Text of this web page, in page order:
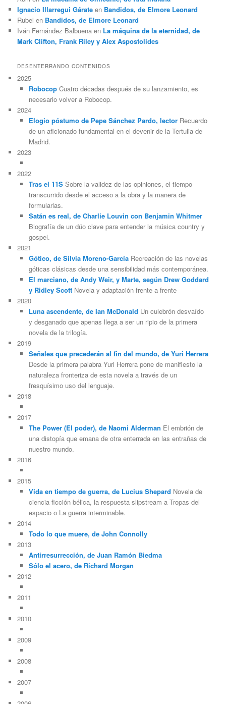
Ignacio Illarregui Gárate en Bandidos, de Elmore Leonard
Rubel en Bandidos, de Elmore Leonard
Iván Fernández Balbuena en La máquina de la eternidad, de
Mark Clifton, Frank Riley y Alex Aspostolides
DESENTERRANDO CONTENIDOS
2025
RobocopCuatro décadas después de su lanzamiento, es
necesario volver a Robocop.
2024
Elogio póstumo de Pepe Sánchez Pardo, lectorRecuerdo
de un aficionado fundamental en el devenir de la Tertulia de
Madrid.
2023
2022
Tras el 11SSobre la validez de las opiniones, el tiempo
transcurrido desde el acceso a la obra y la manera de
formularlas.
Satán es real, de Charlie Louvin con Benjamin Whitmer
Biografía de un dúo clave para entender la música country y
gospel.
2021
Gótico, de Silvia Moreno-GarcíaRecreación de las novelas
góticas clásicas desde una sensibilidad más contemporánea.
El marciano, de Andy Weir, y Marte, según Drew Goddard
y Ridley ScottNovela y adaptación frente a frente
2020
Luna ascendente, de Ian McDonald Un culebrón desvaído
y desganado que apenas llega a ser un ripio de la primera
novela de la trilogía.
2019
Señales que precederán al fin del mundo, de Yuri Herrera
Desde la primera palabra Yuri Herrera pone de manifiesto la
naturaleza fronteriza de esta novela a través de un
fresquísimo uso del lenguaje.
2018
2017
The Power (El poder), de Naomi Alderman El embrión de
una distopía que emana de otra enterrada en las entrañas de
nuestro mundo.
2016
2015
Vida en tiempo de guerra, de Lucius Shepard Novela de
ciencia ficción bélica, la respuesta slipstream a Tropas del
espacio o La guerra interminable.
2014
Todo lo que muere, de John Connolly
2013
Antirresurrección, de Juan Ramón Biedma
Sólo el acero, de Richard Morgan
2012
2011
2010
2009
2008
2007